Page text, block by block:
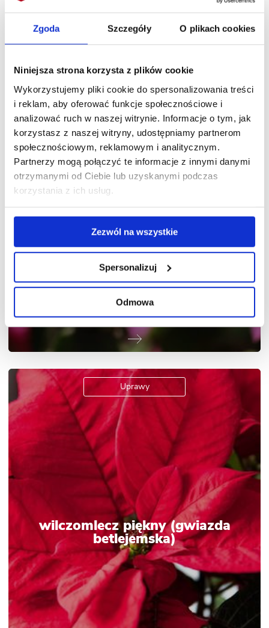
Zgoda Szczegóły O plikach cookies
Niniejsza strona korzysta z plików cookie
Wykorzystujemy pliki cookie do spersonalizowania treści
i reklam, aby oferować funkcje społecznościowe i
analizować ruch w naszej witrynie. Informacje o tym, jak
korzystasz z naszej witryny, udostępniamy partnerom
społecznościowym, reklamowym i analitycznym.
Partnerzy mogą połączyć te informacje z innymi danymi
otrzymanymi od Ciebie lub uzyskanymi podczas
korzystania z ich usług.
Zezwól na wszystkie
Spersonalizuj
Odmowa
szlumbergera (kaktus
bożonarodzeniowy)
Uprawy
wilczomlecz piękny (gwiazda
betlejemska)